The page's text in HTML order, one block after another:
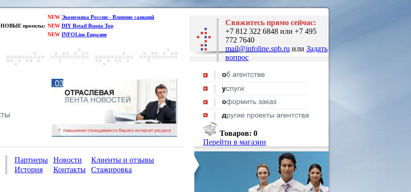
НОВЫЕ проекты:
NEW Экономика России - Влияние санкций
NEW DIY Retail Russia Top
NEW INFOLine Евразия
Свяжитесь прямо сейчас:
+7 812 322 6848 или +7 495
772 7640
mail@infoline.spb.ru или Задать
вопрос
Товаров: 0
Перейти в магазин
Партнеры Новости
Клиенты и отзывы
История
Контакты Стажировка